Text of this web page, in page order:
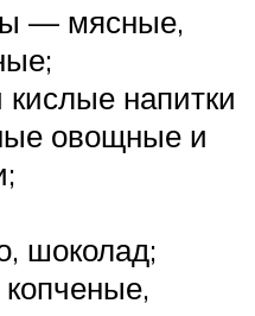
— мясные,
напитки
овощные и
шоколад;